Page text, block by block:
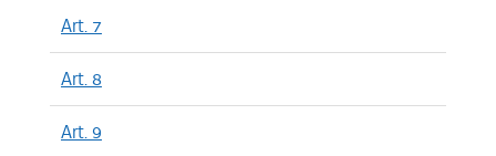
Art. 7
Art. 8
Art. 9